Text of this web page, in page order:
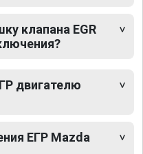
клапана EGR
двигателю
ЕГР Mazda